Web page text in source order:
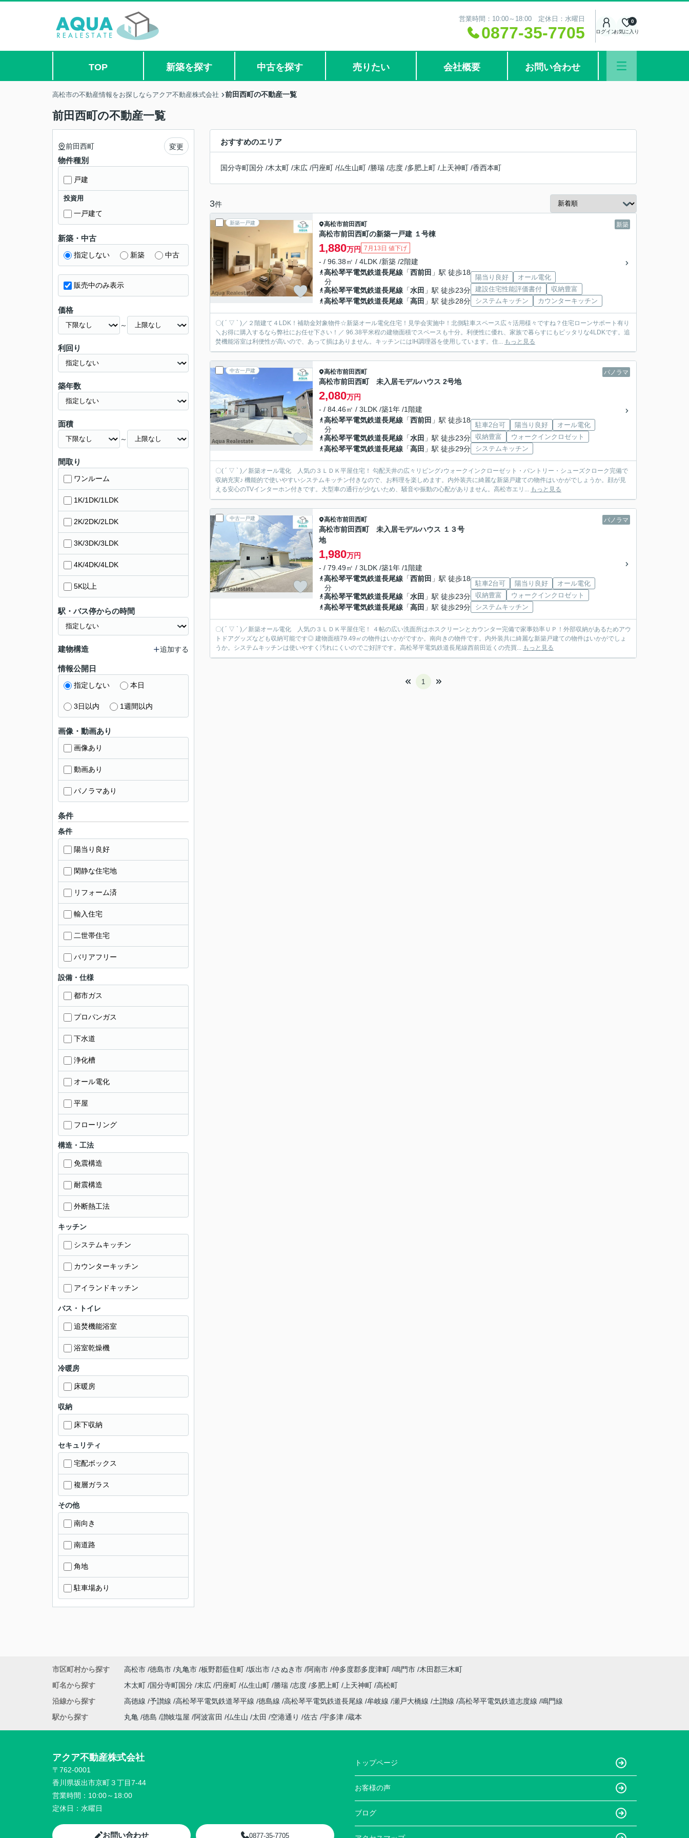
営業時間：10:00～18:00 定休日：水曜日
0877-35-7705 ログインお気に入り
0
TOP 新築を探す 中古を探す 売りたい 会社概要 お問い合わせ
高松市の不動産情報をお探しならアクア不動産株式会社 前田西町の不動産一覧
前田西町の不動産一覧
おすすめのエリア
国分寺町国分 /木太町 /末広 /円座町 /仏生山町 /勝瑞 /志度 /多肥上町 / 上天神町 /香西本町
3件
新築一戸建 新築
高松市前田西町
高松市前田西町の新築一戸建 １号棟
1,880万円 7月13日 値下げ
- / 96.38㎡ / 4LDK /新築 /2階建
高松琴平電気鉄道長尾線 「西前田 」駅 徒歩18
分
高松琴平電気鉄道長尾線 「水田 」駅 徒歩23分
高松琴平電気鉄道長尾線 「高田 」駅 徒歩28分
陽当り良好
オール電化
建設住宅性能評価書付
収納豊富
システムキッチン
カウンターキッチン
〇( ´ ▽ ` )／２階建て４LDK！補助金対象物件☆新築オール電化住宅！見学会実施中！北側駐車スペース広々活用様々ですね？住宅ローンサポート有り
＼お得に購入するなら弊社にお任せ下さい！／ 96.38平米程の建物面積でスペースも十分。利便性に優れ、家族で暮らすにもピッタリな4LDKです。追
焚機能浴室は利便性が高いので、あって損はありません。キッチンにはIH調理器を使用しています。住... もっと見る
中古一戸建 パノラマ
高松市前田西町
高松市前田西町 未入居モデルハウス 2号地
2,080万円
- / 84.46㎡ / 3LDK /築1年 /1階建
高松琴平電気鉄道長尾線 「西前田 」駅 徒歩18
分
高松琴平電気鉄道長尾線 「水田 」駅 徒歩23分
高松琴平電気鉄道長尾線 「高田 」駅 徒歩29分
駐車2台可 陽当り良好
オール電化
収納豊富
ウォークインクロゼット
システムキッチン
〇( ´ ▽ ` )／新築オール電化 人気の３ＬＤＫ平屋住宅！ 勾配天井の広々リビング♪ウォークインクローゼット・パントリー・シューズクローク完備で
収納充実♪ 機能的で使いやすいシステムキッチン付きなので、お料理を楽しめます。内外装共に綺麗な新築戸建ての物件はいかがでしょうか。顔が見
える安心のTVインターホン付きです。大型車の通行が少ないため、騒音や振動の心配がありません。高松市エリ... もっと見る
中古一戸建 パノラマ
高松市前田西町
高松市前田西町 未入居モデルハウス １３号
地
1,980万円
- / 79.49㎡ / 3LDK /築1年 /1階建
高松琴平電気鉄道長尾線 「西前田 」駅 徒歩18
分
高松琴平電気鉄道長尾線 「水田 」駅 徒歩23分
高松琴平電気鉄道長尾線 「高田 」駅 徒歩29分
駐車2台可 陽当り良好
オール電化
収納豊富
ウォークインクロゼット
システムキッチン
〇( ´ ▽ ` )／新築オール電化 人気の３ＬＤＫ平屋住宅！ ４帖の広い洗面所はホスクリーンとカウンター完備で家事効率ＵＰ！外部収納があるためアウ
トドアグッズなども収納可能です◎ 建物面積79.49㎡の物件はいかがですか。南向きの物件です。内外装共に綺麗な新築戸建ての物件はいかがでしょ
うか。システムキッチンは使いやすく汚れにくいのでご好評です。高松琴平電気鉄道長尾線西前田近くの売買... もっと見る
1
前田西町 変更
物件種別
戸建
投資用
一戸建て
新築・中古
指定しない 新築 中古
販売中のみ表示
価格
～
利回り
築年数
面積
～
間取り
ワンルーム
1K/1DK/1LDK
2K/2DK/2LDK
3K/3DK/3LDK
4K/4DK/4LDK
5K以上
駅・バス停からの時間
建物構造 追加する
情報公開日
指定しない 本日
3日以内 1週間以内
画像・動画あり
画像あり
動画あり
パノラマあり
条件
条件
陽当り良好
閑静な住宅地
リフォーム済
輸入住宅
二世帯住宅
バリアフリー
設備・仕様
都市ガス
プロパンガス
下水道
浄化槽
オール電化
平屋
フローリング
構造・工法
免震構造
耐震構造
外断熱工法
キッチン
システムキッチン
カウンターキッチン
アイランドキッチン
バス・トイレ
追焚機能浴室
浴室乾燥機
冷暖房
床暖房
収納
床下収納
セキュリティ
宅配ボックス
複層ガラス
その他
南向き
南道路
角地
駐車場あり
市区町村から探す 高松市 徳島市 丸亀市 板野郡藍住町 坂出市 さぬき市 阿南市 仲多度郡多度津町 鳴門市 木田郡三木町
町名から探す
木太町 国分寺町国分 末広 円座町 仏生山町 勝瑞 志度 多肥上町 上天神町 高松町
沿線から探す
高徳線 予讃線 高松琴平電気鉄道琴平線 徳島線 高松琴平電気鉄道長尾線 牟岐線 瀬戸大橋線 土讃線 高松琴平電気鉄道志度線 鳴門線
駅から探す
丸亀 徳島 讃岐塩屋 阿波富田 仏生山 太田 空港通り 佐古 宇多津 蔵本
アクア不動産株式会社
〒762-0001
香川県坂出市京町３丁目7-44
営業時間： 10:00～18:00
定休日： 水曜日
お問い合わせ 0877-35-7705
トップページ
お客様の声
ブログ